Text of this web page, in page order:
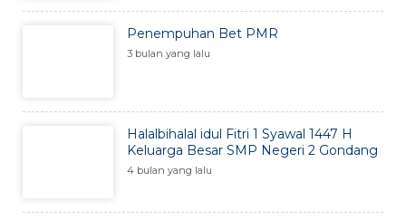
Penempuhan Bet PMR
3 bulan yang lalu
Halalbihalal idul Fitri 1 Syawal 1447 H
Keluarga Besar SMP Negeri 2 Gondang
4 bulan yang lalu